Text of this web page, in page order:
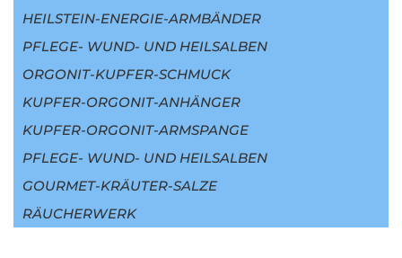
HEILSTEIN-ENERGIE-ARMBÄNDER
PFLEGE- WUND- UND HEILSALBEN
ORGONIT-KUPFER-SCHMUCK
KUPFER-ORGONIT-ANHÄNGER
KUPFER-ORGONIT-ARMSPANGE
PFLEGE- WUND- UND HEILSALBEN
GOURMET-KRÄUTER-SALZE
RÄUCHERWERK